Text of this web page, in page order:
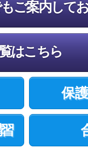
ご案内して
はこちら
保